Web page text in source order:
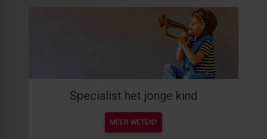
Specialist het jonge kind
MEER WETEN?